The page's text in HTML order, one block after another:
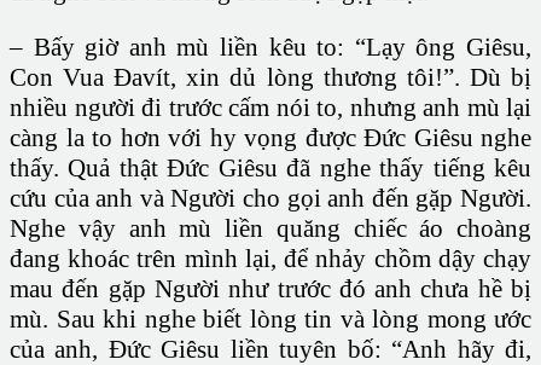
– Bấy giờ anh mù liền kêu to: “Lạy ông Giêsu,
Con Vua Đavít, xin dủ lòng thương tôi!”. Dù bị
nhiều người đi trước cấm nói to, nhưng anh mù lại
càng la to hơn với hy vọng được Đức Giêsu nghe
thấy. Quả thật Đức Giêsu đã nghe thấy tiếng kêu
cứu của anh và Người cho gọi anh đến gặp Người.
Nghe vậy anh mù liền quăng chiếc áo choàng
đang khoác trên mình lại, để nhảy chồm dậy chạy
mau đến gặp Người như trước đó anh chưa hề bị
mù. Sau khi nghe biết lòng tin và lòng mong ước
của anh, Đức Giêsu liền tuyên bố: “Anh hãy đi,